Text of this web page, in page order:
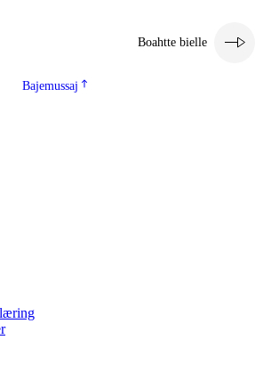
Boahtte bielle
Bajemussaj